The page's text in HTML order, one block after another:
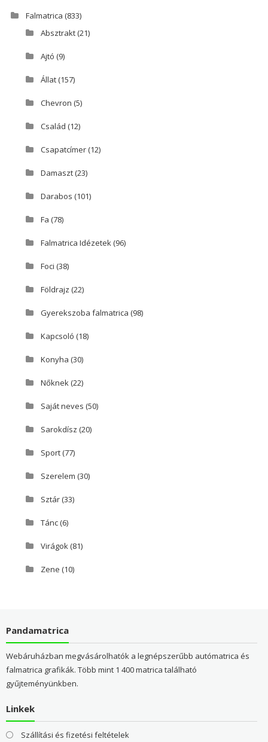
Falmatrica (833)
Absztrakt(21)
Ajtó (9)
Állat(157)
Chevron (5)
Család (12)
Csapatcímer(12)
Damaszt(23)
Darabos (101)
Fa (78)
Falmatrica Idézetek(96)
Foci (38)
Földrajz (22)
Gyerekszoba falmatrica (98)
Kapcsoló (18)
Konyha (30)
Nőknek(22)
Saját neves (50)
Sarokdísz (20)
Sport(77)
Szerelem (30)
Sztár(33)
Tánc(6)
Virágok(81)
Zene (10)
Pandamatrica
Webáruházban megvásárolhatók a legnépszerűbb autómatrica és
falmatrica grafikák. Több mint 1 400 matrica található
gyűjteményünkben.
Linkek
Szállítási és fizetési feltételek